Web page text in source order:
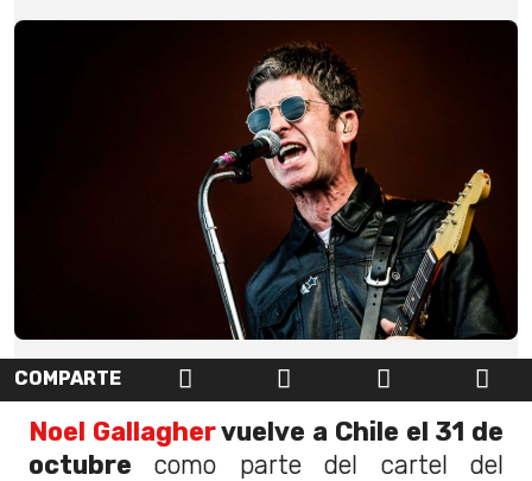
COMPARTE
Noel Gallaghervuelve a Chile el 31 de
octubre como parte del cartel del